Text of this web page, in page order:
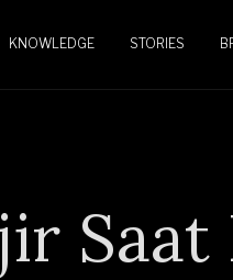
KNOWLEDGE STORIES
Saat